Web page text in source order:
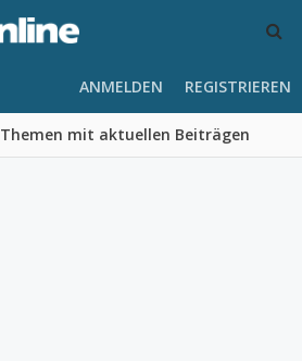
Themen mit aktuellen Beiträgen
ANMELDEN REGISTRIEREN